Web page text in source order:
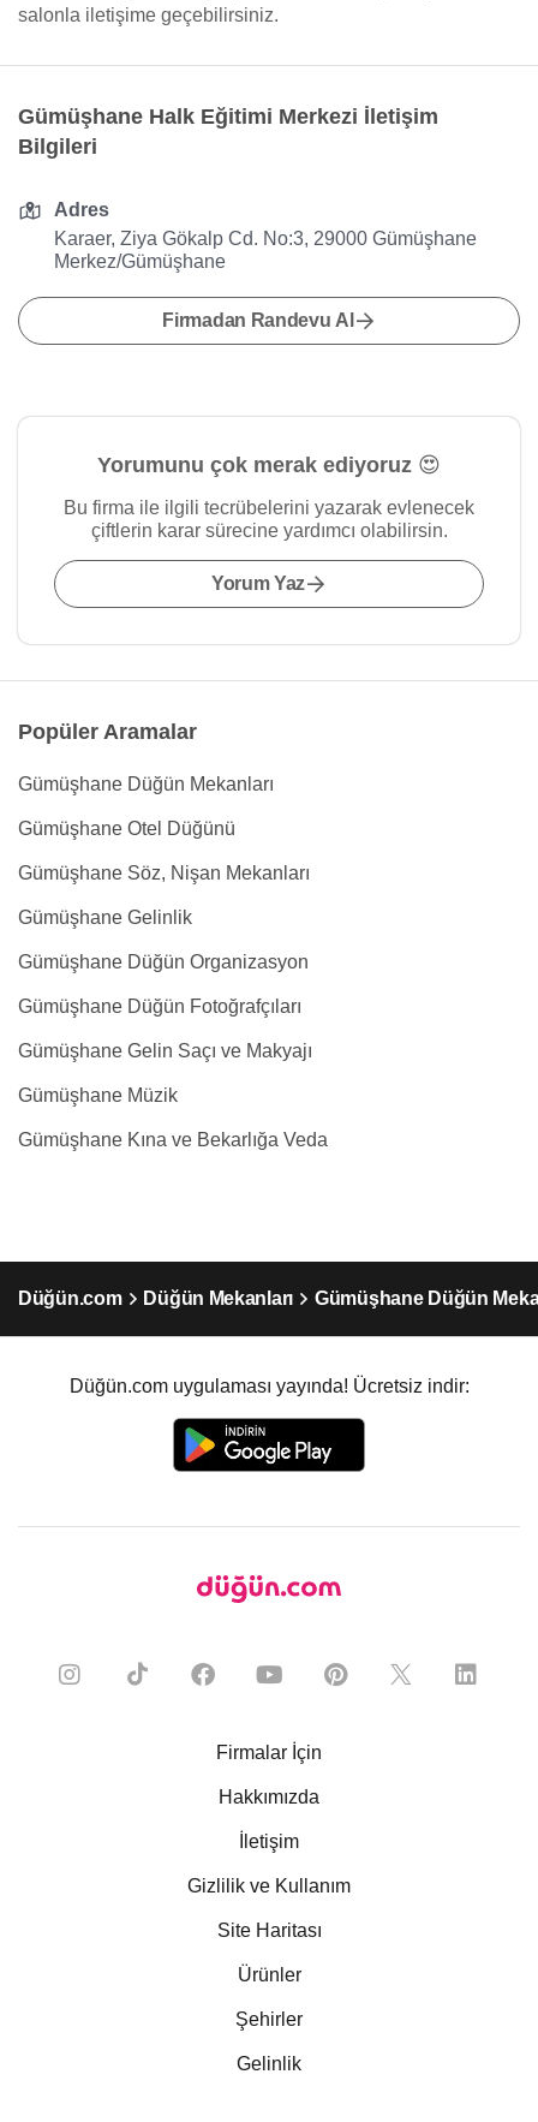
salonla iletişime geçebilirsiniz.
Gümüşhane Halk Eğitimi Merkezi İletişim
Bilgileri
Adres
Karaer, Ziya Gökalp Cd. No:3, 29000 Gümüşhane
Merkez/Gümüşhane
Firmadan Randevu Al
Yorumunu çok merak ediyoruz 😍
Bu firma ile ilgili tecrübelerini yazarak evlenecek
çiftlerin karar sürecine yardımcı olabilirsin.
Yorum Yaz
Popüler Aramalar
Gümüşhane Düğün Mekanları
Gümüşhane Otel Düğünü
Gümüşhane Söz, Nişan Mekanları
Gümüşhane Gelinlik
Gümüşhane Düğün Organizasyon
Gümüşhane Düğün Fotoğrafçıları
Gümüşhane Gelin Saçı ve Makyajı
Gümüşhane Müzik
Gümüşhane Kına ve Bekarlığa Veda
Düğün.com Düğün Mekanları Gümüşhane Düğün
Düğün.com uygulaması yayında! Ücretsiz indir:
Firmalar İçin
Hakkımızda
İletişim
Gizlilik ve Kullanım
Site Haritası
Ürünler
Şehirler
Gelinlik